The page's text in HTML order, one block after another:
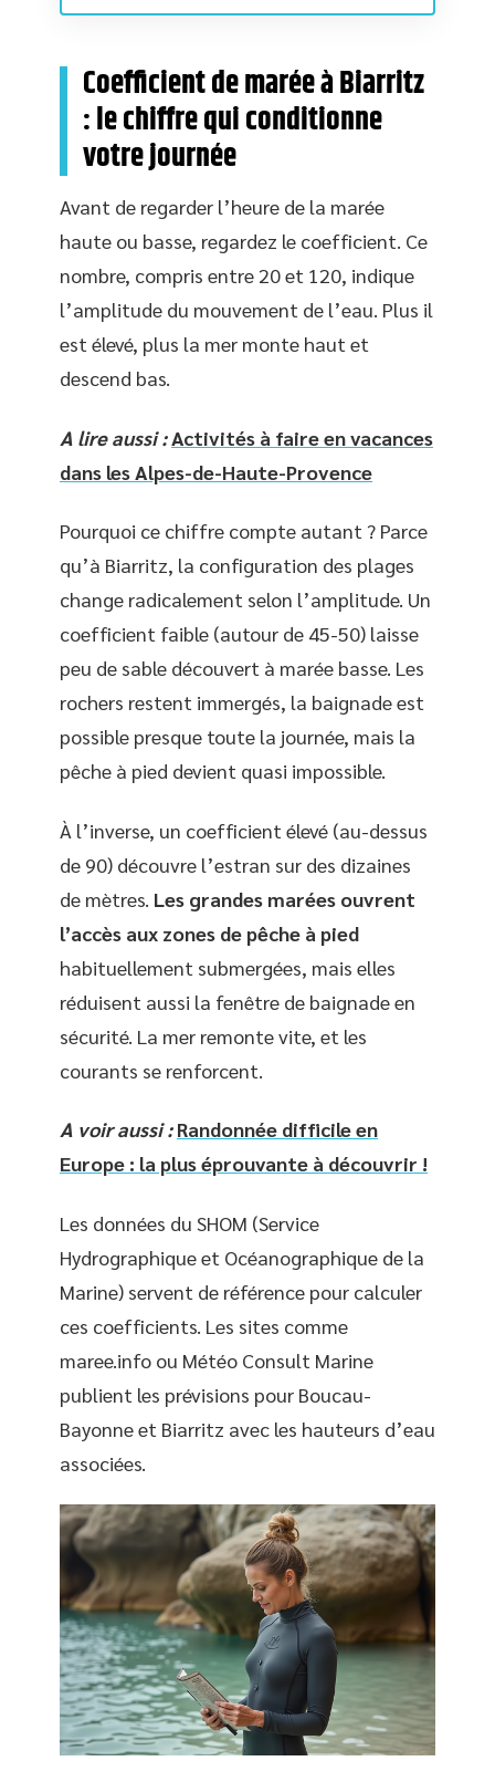
Coefficient de marée à Biarritz
: le chiffre qui conditionne
votre journée
Avant de regarder l’heure de la marée
haute ou basse, regardez le coefficient. Ce
nombre, compris entre 20 et 120, indique
l’amplitude du mouvement de l’eau. Plus il
est élevé, plus la mer monte haut et
descend bas.
A lire aussi : Activités à faire en vacances
dans les Alpes-de-Haute-Provence
Pourquoi ce chiffre compte autant ? Parce
qu’à Biarritz, la configuration des plages
change radicalement selon l’amplitude. Un
coefficient faible (autour de 45-50) laisse
peu de sable découvert à marée basse. Les
rochers restent immergés, la baignade est
possible presque toute la journée, mais la
pêche à pied devient quasi impossible.
À l’inverse, un coefficient élevé (au-dessus
de 90) découvre l’estran sur des dizaines
de mètres. Les grandes marées ouvrent
l’accès aux zones de pêche à pied
habituellement submergées, mais elles
réduisent aussi la fenêtre de baignade en
sécurité. La mer remonte vite, et les
courants se renforcent.
A voir aussi : Randonnée difficile en
Europe : la plus éprouvante à découvrir !
Les données du SHOM (Service
Hydrographique et Océanographique de la
Marine) servent de référence pour calculer
ces coefficients. Les sites comme
maree.info ou Météo Consult Marine
publient les prévisions pour Boucau-
Bayonne et Biarritz avec les hauteurs d’eau
associées.